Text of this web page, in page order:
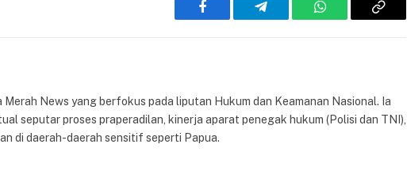
Facebook Telegram WhatsAppCopy
Merah News yang berfokus pada liputan Hukum dan Keamanan Nasional. Ia
seputar proses praperadilan, kinerja aparat penegak hukum (Polisi dan TNI),
di daerah-daerah sensitif seperti Papua.